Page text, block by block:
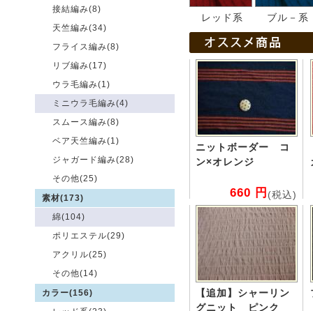
接結編み(8)
天竺編み(34)
フライス編み(8)
リブ編み(17)
ウラ毛編み(1)
ミニウラ毛編み(4)
スムース編み(8)
ベア天竺編み(1)
ジャガード編み(28)
その他(25)
素材(173)
綿(104)
ポリエステル(29)
アクリル(25)
その他(14)
カラー(156)
レッド系 ブル－系
ニットボーダー コ
ン×オレンジ
660 円 (税込)
【追加】シャーリン
グニット ピンク